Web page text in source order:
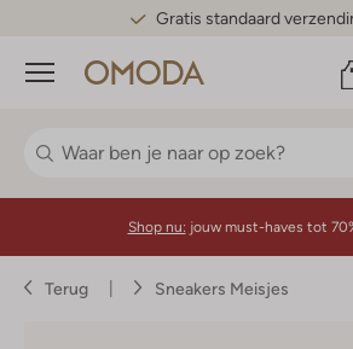
Gratis standaard
Menu
Shop nu: jouw must-haves tot
Terug Sneakers Meisjes